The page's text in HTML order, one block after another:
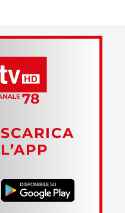
SCARICA
L’APP